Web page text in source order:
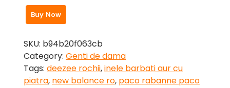
Buy Now
SKU: b94b20f063cb
Category: Genti de dama
Tags: deezee rochii,inele barbati aur cu
piatra, new balance ro, paco rabanne paco